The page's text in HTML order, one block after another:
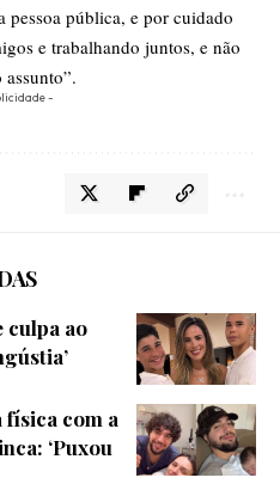
pessoa pública, e por cuidado
e trabalhando juntos, e não
-
culpa ao
física com a
‘Puxou